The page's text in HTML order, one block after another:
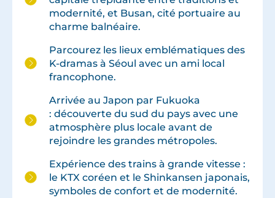
modernité, et Busan, cité portuaire au
charme balnéaire.
Parcourez les lieux emblématiques des
K-dramas à Séoul avec un ami local
francophone.
Arrivée au Japon par Fukuoka
: découverte du sud du pays avec une
atmosphère plus locale avant de
rejoindre les grandes métropoles.
Expérience des trains à grande vitesse :
le KTX coréen et le Shinkansen japonais,
symboles de confort et de modernité.